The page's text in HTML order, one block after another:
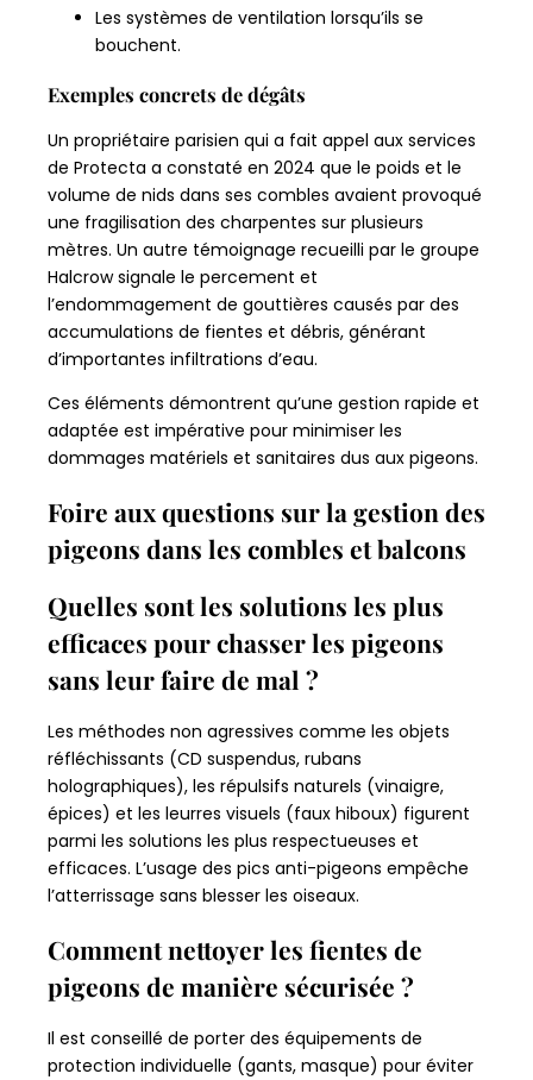
Les systèmes de ventilation lorsqu’ils se
bouchent.
Exemples concrets de dégâts
Un propriétaire parisien qui a fait appel aux services
de Protecta a constaté en 2024 que le poids et le
volume de nids dans ses combles avaient provoqué
une fragilisation des charpentes sur plusieurs
mètres. Un autre témoignage recueilli par le groupe
Halcrow signale le percement et
l’endommagement de gouttières causés par des
accumulations de fientes et débris, générant
d’importantes infiltrations d’eau.
Ces éléments démontrent qu’une gestion rapide et
adaptée est impérative pour minimiser les
dommages matériels et sanitaires dus aux pigeons.
Foire aux questions sur la gestion des
pigeons dans les combles et balcons
Quelles sont les solutions les plus
efficaces pour chasser les pigeons
sans leur faire de mal ?
Les méthodes non agressives comme les objets
réfléchissants (CD suspendus, rubans
holographiques), les répulsifs naturels (vinaigre,
épices) et les leurres visuels (faux hiboux) figurent
parmi les solutions les plus respectueuses et
efficaces. L’usage des pics anti-pigeons empêche
l’atterrissage sans blesser les oiseaux.
Comment nettoyer les fientes de
pigeons de manière sécurisée ?
Il est conseillé de porter des équipements de
protection individuelle (gants, masque) pour éviter